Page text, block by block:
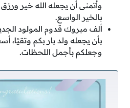
وأتمنى أن يجعله الله خير ورزق
بالخير الواسع.
ألف مبروك قدوم المولود
بأن يجعله ولد بار بكم وتقيًا،
وجعلكم بأجمل اللحظات.